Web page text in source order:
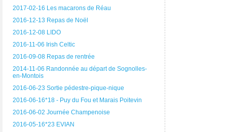
2017-02-16 Les macarons de Réau
2016-12-13 Repas de Noël
2016-12-08 LIDO
2016-11-06 Irish Celtic
2016-09-08 Repas de rentrée
2014-11-06 Randonnée au départ de Sognolles-
en-Montois
2016-06-23 Sortie pédestre-pique-nique
2016-06-16*18 - Puy du Fou et Marais Poitevin
2016-06-02 Journée Champenoise
2016-05-16*23 EVIAN